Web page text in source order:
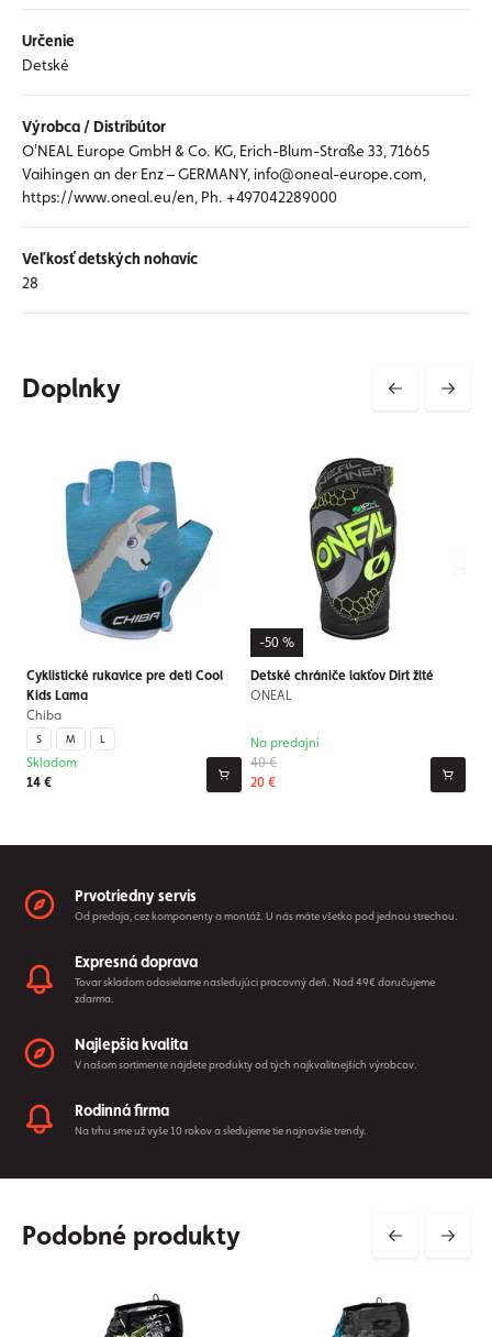
Určenie
Detské
Výrobca / Distribútor
O'NEAL Europe GmbH & Co. KG, Erich-Blum-Straße 33, 71665
Vaihingen an der Enz – GERMANY, info@oneal-europe.com,
https://www.oneal.eu/en, Ph. +497042289000
Veľkosť detských nohavíc
28
Doplnky
Cyklistické rukavice pre deti Cool
Kids Lama
Chiba
S M L
14 €
Skladom
-50 %
Detské chrániče lakťov Dirt žlté
ONEAL
40 €
20 €
Na predajni
Prvotriedny servis
Od predaja, cez komponenty a montáž. U nás máte všetko pod jednou strechou.
Expresná doprava
Tovar skladom odosielame nasledujúci pracovný deň. Nad 49€ doručujeme
zdarma.
Najlepšia kvalita
V našom sortimente nájdete produkty od tých najkvalitnejších výrobcov.
Rodinná firma
Na trhu sme už vyše 10 rokov a sledujeme tie najnovšie trendy.
Podobné produkty